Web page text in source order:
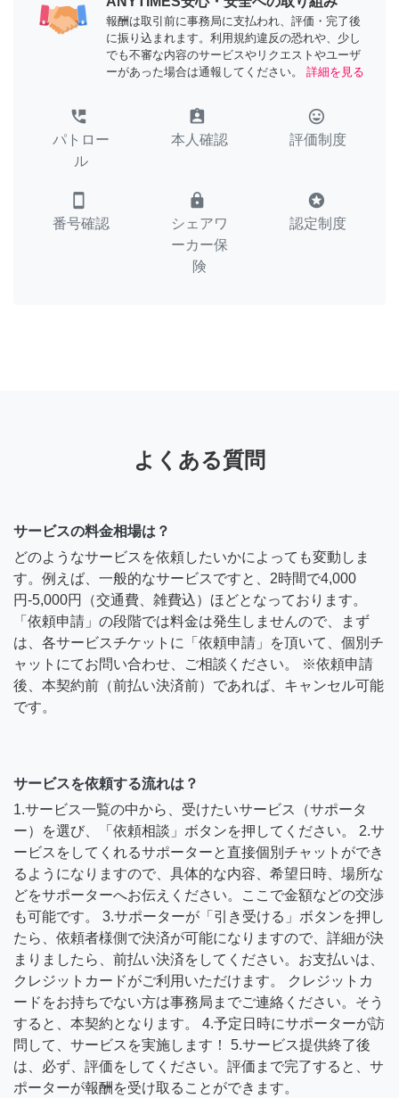
報酬は取引前に事務局に支払われ、評価・完了後
に振り込まれます。利用規約違反の恐れや、少し
でも不審な内容のサービスやリクエストやユーザ
ーがあった場合は通報してください。
詳細を見る
perm_phone_msg
パトロー
ル
assignment_ind
本人確認
tag_faces
評価制度
smartphone
番号確認
lock
シェアワ
ーカー保
険
stars
認定制度
よくある質問
サービスの料金相場は？
どのようなサービスを依頼したいかによっても変動しま
す。例えば、一般的なサービスですと、2時間で4,000
円-5,000円（交通費、雑費込）ほどとなっております。
「依頼申請」の段階では料金は発生しませんので、まず
は、各サービスチケットに「依頼申請」を頂いて、個別チ
ャットにてお問い合わせ、ご相談ください。 ※依頼申請
後、本契約前（前払い決済前）であれば、キャンセル可能
です。
サービスを依頼する流れは？
1.サービス一覧の中から、受けたいサービス（サポータ
ー）を選び、「依頼相談」ボタンを押してください。 2.サ
ービスをしてくれるサポーターと直接個別チャットができ
るようになりますので、具体的な内容、希望日時、場所な
どをサポーターへお伝えください。ここで金額などの交渉
も可能です。 3.サポーターが「引き受ける」ボタンを押し
たら、依頼者様側で決済が可能になりますので、詳細が決
まりましたら、前払い決済をしてください。お支払いは、
クレジットカードがご利用いただけます。 クレジットカ
ードをお持ちでない方は事務局までご連絡ください。そう
すると、本契約となります。 4.予定日時にサポーターが訪
問して、サービスを実施します！ 5.サービス提供終了後
は、必ず、評価をしてください。評価まで完了すると、サ
ポーターが報酬を受け取ることができます。